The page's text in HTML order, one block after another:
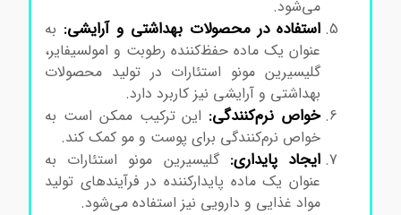
می‌شود.
استفاده در محصولات بهداشتی و آرایشی:به
عنوان یک ماده حفظ‌کننده رطوبت و امولسیفایر،
گلیسیرین مونو استئارات در تولید محصولات
بهداشتی و آرایشی نیز کاربرد دارد.
خواص نرم‌کنندگی:این ترکیب ممکن است به
خواص نرم‌کنندگی برای پوست و مو کمک کند.
ایجاد پایداری:گلیسیرین مونو استئارات به
عنوان یک ماده پایدارکننده در فرآیندهای تولید
مواد غذایی و دارویی نیز استفاده می‌شود.